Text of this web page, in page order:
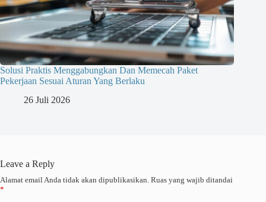
Solusi Praktis Menggabungkan Dan Memecah Paket
Pekerjaan Sesuai Aturan Yang Berlaku
26 Juli 2026
Leave a Reply
Alamat email Anda tidak akan dipublikasikan. Ruas yang wajib ditandai
*